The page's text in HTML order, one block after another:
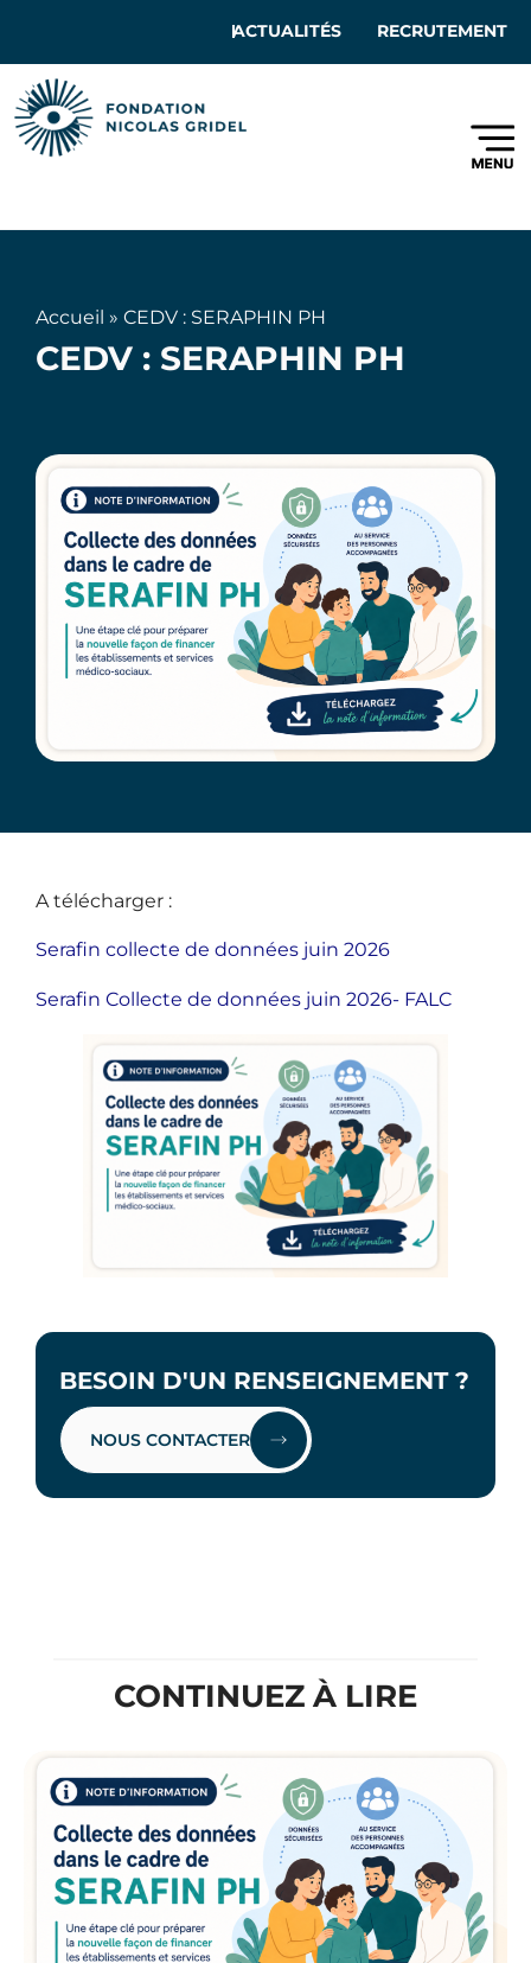
ACTUALITÉS RECRUTEMENT
Accueil » CEDV : SERAPHIN PH
CEDV : SERAPHIN PH
A télécharger :
Serafin collecte de données juin 2026
Serafin Collecte de données juin 2026- FALC
BESOIN D'UN RENSEIGNEMENT ?
NOUS CONTACTER
CONTINUEZ À LIRE